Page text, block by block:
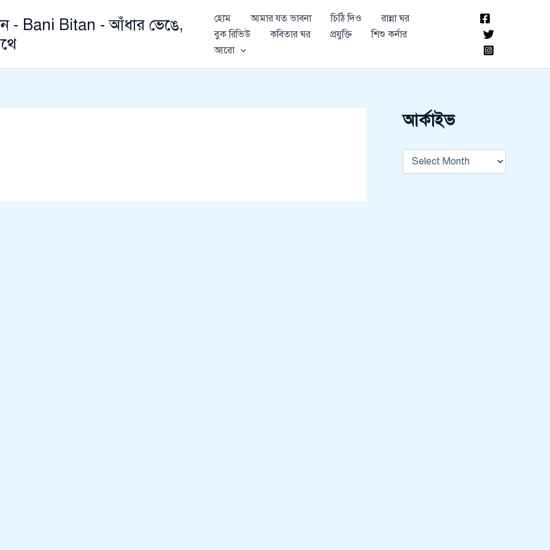
- Bani Bitan - আঁধার ভেঙে,
হোম আমার যত ভাবনা চিঠি দিও
রান্না ঘর
বুক রিভিউ
কবিতার ঘর প্রযুক্তি
শিশু কর্নার
আরো
আর্কাইভ
র্কা
ই